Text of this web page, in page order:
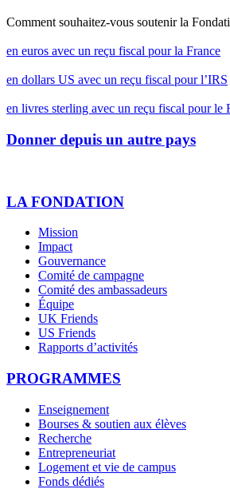
Comment souhaitez-vous soutenir la
en euros avec un reçu fiscal pour la France
en dollars US avec un reçu fiscal pour l’IRS
en livres sterling avec un reçu fiscal pour le
Donner depuis un autre pays
LA FONDATION
Mission
Impact
Gouvernance
Comité de campagne
Comité des ambassadeurs
Équipe
UK Friends
US Friends
Rapports d’activités
PROGRAMMES
Enseignement
Bourses & soutien aux élèves
Recherche
Entrepreneuriat
Logement et vie de campus
Fonds dédiés